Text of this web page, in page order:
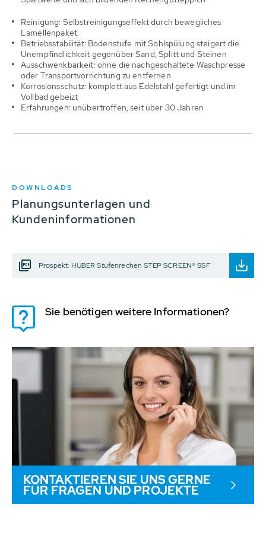
Reinigung: Selbstreinigungseffekt durch bewegliches
Lamellenpaket
Betriebsstabilität: Bodenstufe mit Sohlspülung steigert die
Unempfindlichkeit gegenüber Sand, Splitt und Steinen
Ausschwenkbarkeit: ohne die nachgeschaltete Waschpresse
oder Transportvorrichtung zu entfernen
Korrosionsschutz: komplett aus Edelstahl gefertigt und im
Vollbad gebeizt
Erfahrungen: unübertroffen, seit über 30 Jahren
DOWNLOADS
Planungsunterlagen und
Kundeninformationen
Prospekt: HUBER Stufenrechen STEP SCREEN® SSF
Sie benötigen weitere Informationen?
KONTAKTIEREN SIE UNS GERNE
FÜR FRAGEN UND PROJEKTE